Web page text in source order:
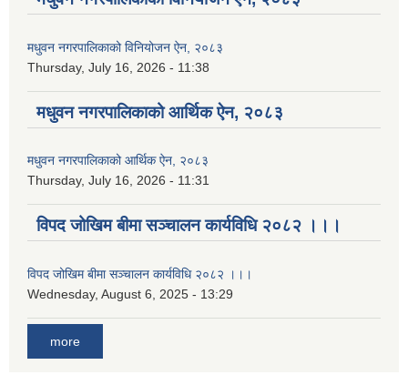
मधुवन नगरपालिकाको विनियोजन ऐन, २०८३
Thursday, July 16, 2026 - 11:38
मधुवन नगरपालिकाको आर्थिक ऐन, २०८३
मधुवन नगरपालिकाको आर्थिक ऐन, २०८३
Thursday, July 16, 2026 - 11:31
विपद जोखिम बीमा सञ्चालन कार्यविधि २०८२ ।।।
विपद जोखिम बीमा सञ्चालन कार्यविधि २०८२ ।।।
Wednesday, August 6, 2025 - 13:29
more